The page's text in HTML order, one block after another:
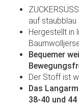
auf staubblau
Hergestellt in
Bequemer
Der Stoff ist
Das
38-40 und